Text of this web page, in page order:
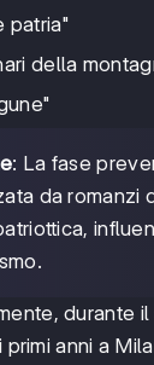
patria"
della
: La fase
da romanzi
durante
anni a